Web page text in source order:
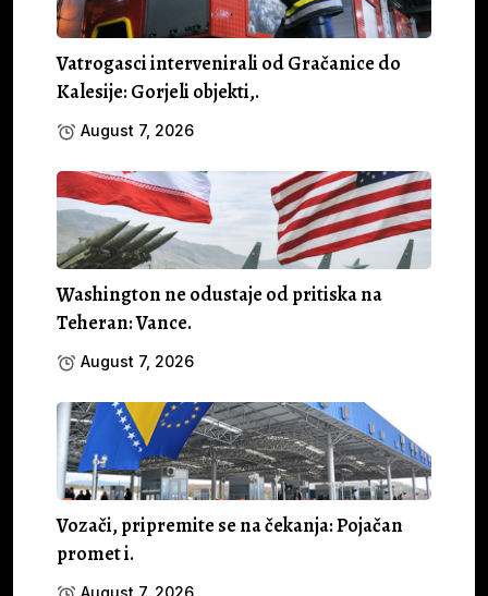
Vatrogasci intervenirali od Gračanice do
Kalesije: Gorjeli objekti,.
August 7, 2026
Washington ne odustaje od pritiska na
Teheran: Vance.
August 7, 2026
Vozači, pripremite se na čekanja: Pojačan
promet i.
August 7, 2026